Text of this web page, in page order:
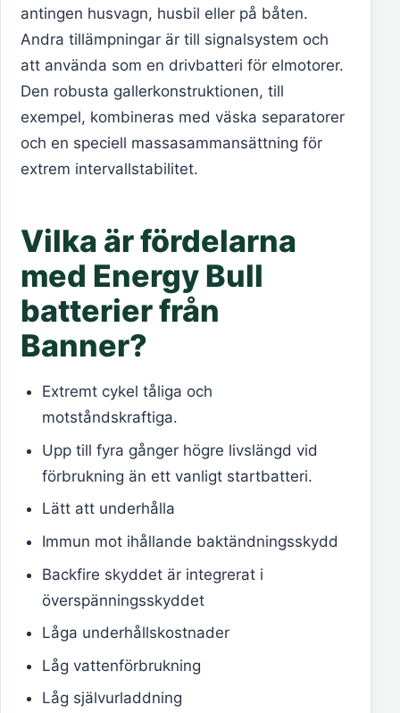
antingen husvagn, husbil eller på båten.
Andra tillämpningar är till signalsystem och
att använda som en drivbatteri för elmotorer.
Den robusta gallerkonstruktionen, till
exempel, kombineras med väska separatorer
och en speciell massasammansättning för
extrem intervallstabilitet.
Vilka är fördelarna
med Energy Bull
batterier från
Banner?
Extremt cykel tåliga och
motståndskraftiga.
Upp till fyra gånger högre livslängd vid
förbrukning än ett vanligt startbatteri.
Lätt att underhålla
Immun mot ihållande baktändningsskydd
Backfire skyddet är integrerat i
överspänningsskyddet
Låga underhållskostnader
Låg vattenförbrukning
Låg självurladdning